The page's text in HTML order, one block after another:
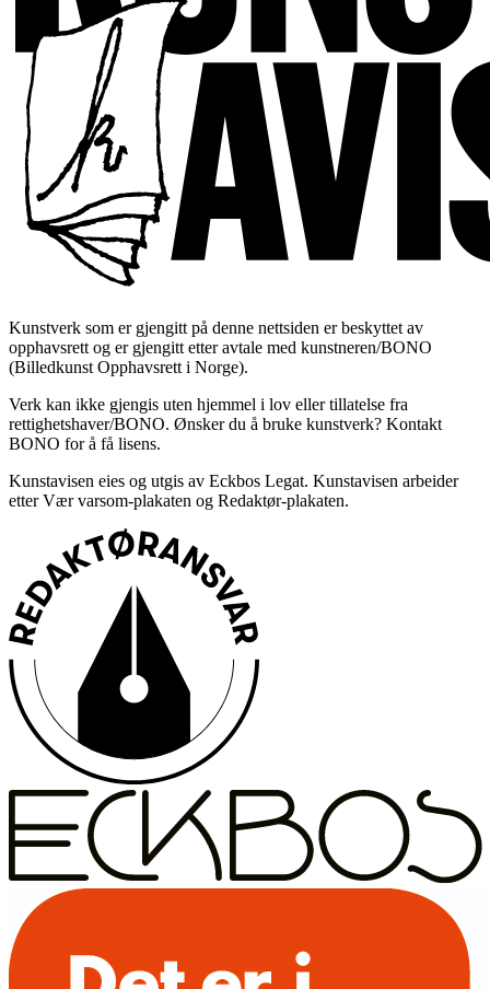
Kunstverk som er gjengitt på denne nettsiden er beskyttet av
opphavsrett og er gjengitt etter avtale med kunstneren/BONO
(Billedkunst Opphavsrett i Norge).
Verk kan ikke gjengis uten hjemmel i lov eller tillatelse fra
rettighetshaver/BONO. Ønsker du å bruke kunstverk? Kontakt
BONO for å få lisens.
Kunstavisen eies og utgis av Eckbos Legat. Kunstavisen arbeider
etter Vær varsom-plakaten og Redaktør-plakaten.